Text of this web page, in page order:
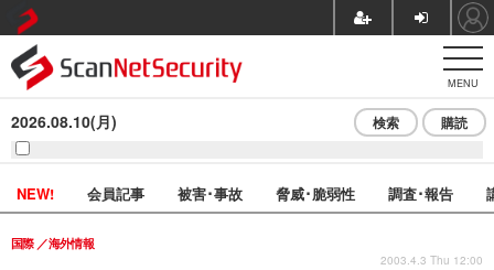
MENU
2026.08.10(月) 検索 購読
NEW! 会員記事 被害･事故 脅威･脆弱性 調査･報告
国際 海外情報
2003.4.3 Thu 12:00